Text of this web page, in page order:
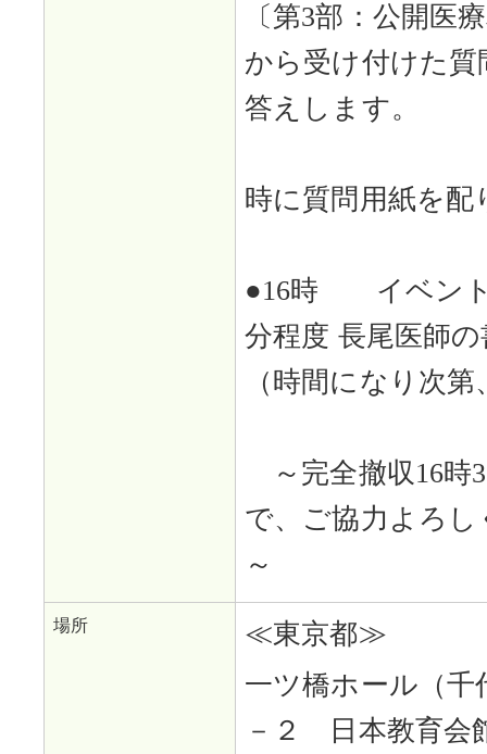
〔第3部：公開
から受け付けた
答えします。
時に質問用紙を配
●16時 イベント
分程度 長尾医師
（時間になり次
～完全撤収16時
で、ご協力よろ
～
場所
≪東京都≫
一ツ橋ホール（千
－２ 日本教育会